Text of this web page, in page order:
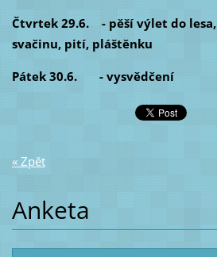
Čtvrtek 29.6. - pěší výlet do lesa,
svačinu, pití, pláštěnku
Pátek 30.6. - vysvědčení
« Zpět
Anketa